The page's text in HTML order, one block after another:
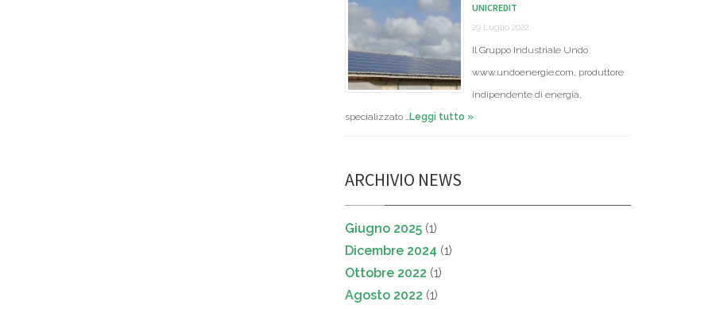
UNICREDIT
29 Luglio 2022
Il Gruppo Industriale Undo
www.undoenergie.com, produttore
indipendente di energia,
specializzato …Leggi tutto »
ARCHIVIO NEWS
Giugno 2025 (1)
Dicembre 2024 (1)
Ottobre 2022 (1)
Agosto 2022 (1)